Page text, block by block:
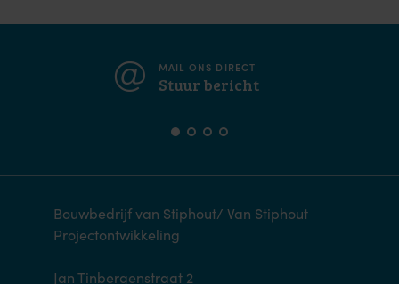
MAIL ONS DIRECT
Stuur bericht
Bouwbedrijf van Stiphout/ Van Stiphout
Projectontwikkeling
Jan Tinbergenstraat 2